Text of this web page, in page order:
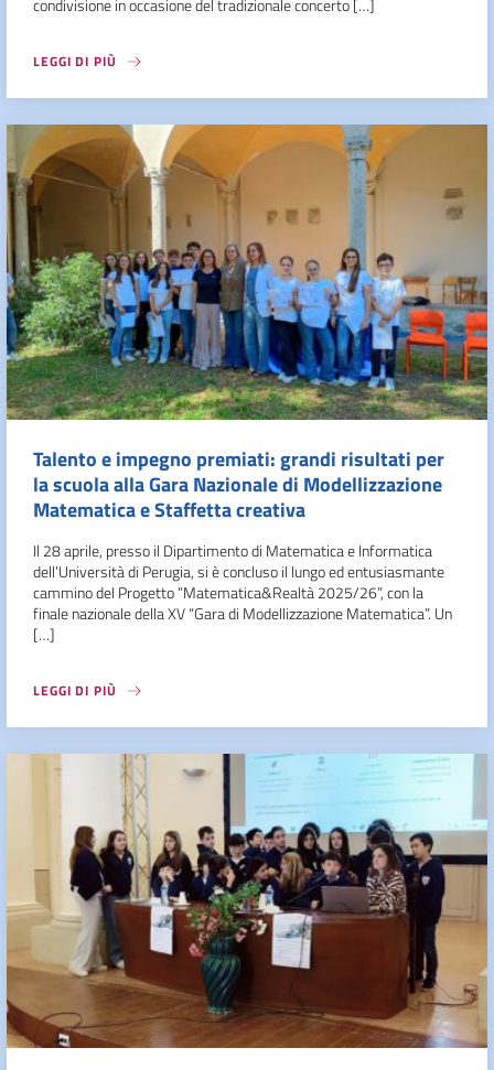
condivisione in occasione del tradizionale concerto […]
LEGGI DI PIÙ
Talento e impegno premiati: grandi risultati per
la scuola alla Gara Nazionale di Modellizzazione
Matematica e Staffetta creativa
Il 28 aprile, presso il Dipartimento di Matematica e Informatica
dell’Università di Perugia, si è concluso il lungo ed entusiasmante
cammino del Progetto “Matematica&Realtà 2025/26”, con la
finale nazionale della XV “Gara di Modellizzazione Matematica”. Un
[…]
LEGGI DI PIÙ